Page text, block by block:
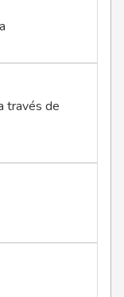
través de